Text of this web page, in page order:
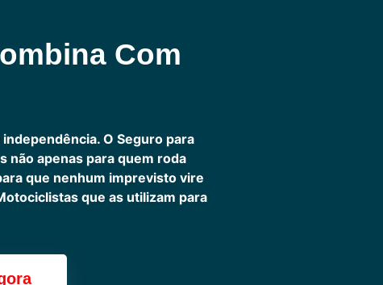
Com
O Seguro para
apenas para quem roda
que nenhum imprevisto vire
que as utilizam para